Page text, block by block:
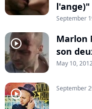
l'ange)"
September
player2
Marlon
son
May 10,
player2 September